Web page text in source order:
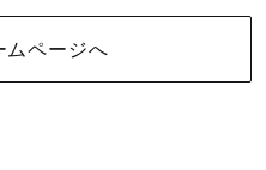
ムページへ